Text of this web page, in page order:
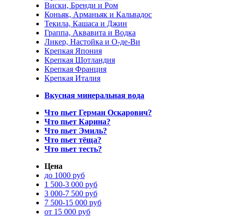
Виски, Бренди и Ром
Коньяк, Арманьяк и Кальвадос
Текила, Кашаса и Джин
Граппа, Аквавита и Водка
Ликер, Настойка и О-де-Ви
Крепкая Япония
Крепкая Шотландия
Крепкая Франция
Крепкая Италия
Вкусная минеральная вода
Что пьет Герман Оскарович?
Что пьет Карина?
Что пьет Эмиль?
Что пьет тёща?
Что пьет тесть?
Цена
до 1000 руб
1 500-3 000 руб
3 000-7 500 руб
7 500-15 000 руб
от 15 000 руб